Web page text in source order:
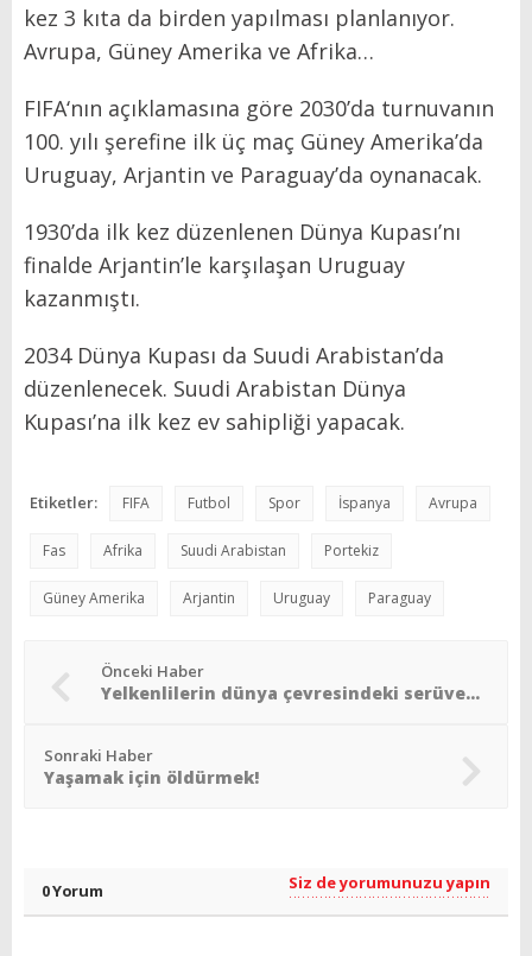
kez 3 kıta da birden yapılması planlanıyor.
Avrupa, Güney Amerika ve Afrika…
FIFA‘nın açıklamasına göre 2030’da turnuvanın
100. yılı şerefine ilk üç maç Güney Amerika’da
Uruguay, Arjantin ve Paraguay’da oynanacak.
1930’da ilk kez düzenlenen Dünya Kupası’nı
finalde Arjantin’le karşılaşan Uruguay
kazanmıştı.
2034 Dünya Kupası da Suudi Arabistan’da
düzenlenecek. Suudi Arabistan Dünya
Kupası’na ilk kez ev sahipliği yapacak.
Etiketler: FIFA Futbol Spor İspanya Avrupa
Fas Afrika Suudi Arabistan Portekiz
Güney Amerika Arjantin Uruguay Paraguay
Önceki Haber
Yelkenlilerin dünya çevresindeki serüvenleri devam ediyor
Sonraki Haber
Yaşamak için öldürmek!
0 Yorum Siz de yorumunuzu yapın